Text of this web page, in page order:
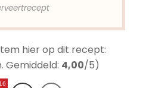
hier op dit recept:
Gemiddeld: 4,00/5)